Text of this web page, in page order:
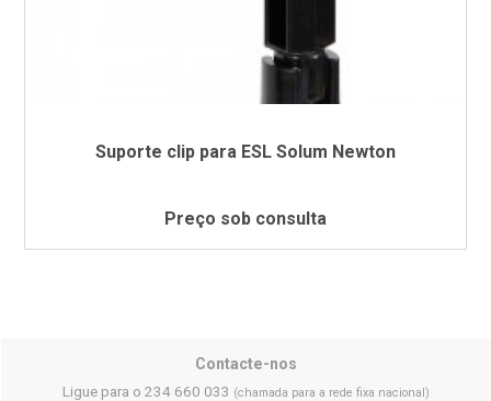
Suporte clip para ESL Solum Newton
Preço sob consulta
Contacte-nos
Ligue para o 234 660 033 (chamada para a rede fixa nacional)